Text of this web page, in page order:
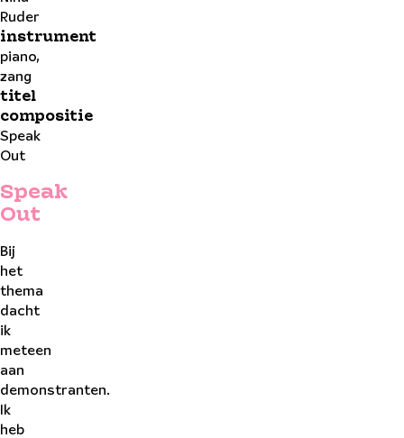
Ruder
instrument
piano,
zang
titel
compositie
Speak
Out
Speak
Out
Bij
het
thema
dacht
ik
meteen
aan
demonstranten.
Ik
heb